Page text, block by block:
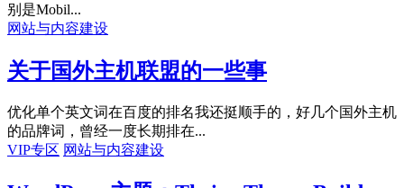
别是Mobil...
网站与内容建设
关于国外主机联盟的一些事
优化单个英文词在百度的排名我还挺顺手的，好几个国外主机
的品牌词，曾经一度长期排在...
VIP专区 网站与内容建设